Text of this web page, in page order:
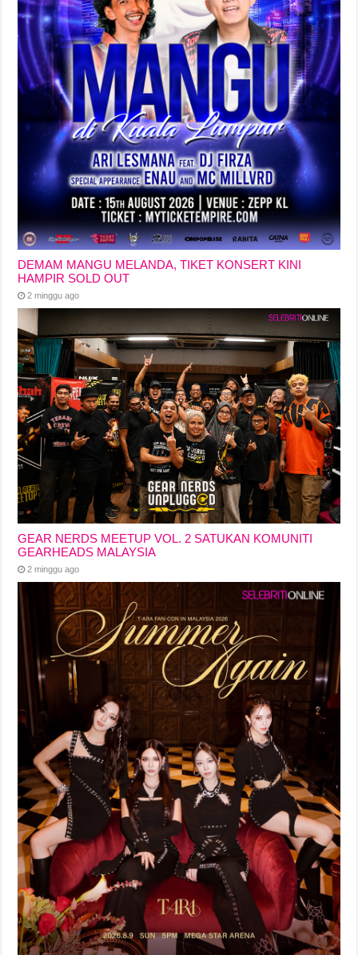
DEMAM MANGU MELANDA, TIKET KONSERT KINI
HAMPIR SOLD OUT
2 minggu ago
GEAR NERDS MEETUP VOL. 2 SATUKAN KOMUNITI
GEARHEADS MALAYSIA
2 minggu ago